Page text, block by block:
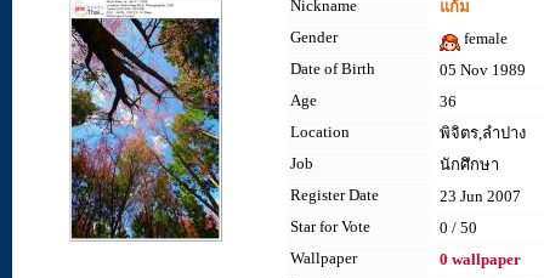
Nickname
แก้ม
Gender
female
Date of Birth
05 Nov 1989
Age
36
Location
พิจิตร,ลำปาง
Job
นักศึกษา
Register Date
23 Jun 2007
Star for Vote
0 / 50
Wallpaper
0 wallpaper